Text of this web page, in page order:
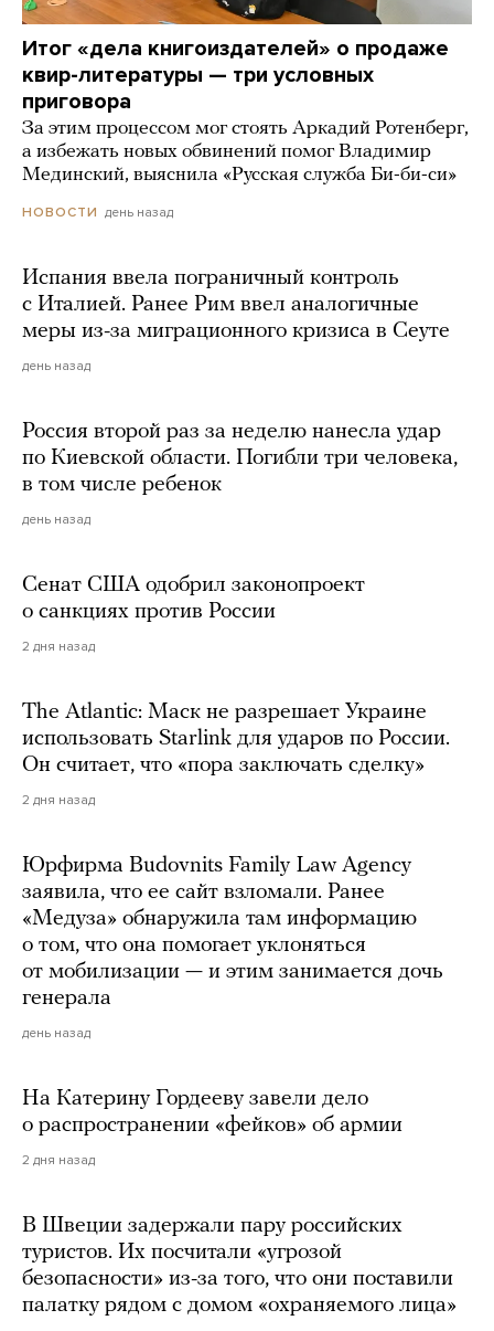
Итог «дела книгоиздателей» о продаже
квир-литературы — три условных
приговора
За этим процессом мог стоять Аркадий Ротенберг,
а избежать новых обвинений помог Владимир
Мединский, выяснила «Русская служба Би-би-си»
НОВОСТИ день назад
Испания ввела пограничный контроль
с Италией. Ранее Рим ввел аналогичные
меры из-за миграционного кризиса в Сеуте
день назад
Россия второй раз за неделю нанесла удар
по Киевской области. Погибли три человека,
в том числе ребенок
день назад
Сенат США одобрил законопроект
о санкциях против России
2 дня назад
The Atlantic: Маск не разрешает Украине
использовать Starlink для ударов по России.
Он считает, что «пора заключать сделку»
2 дня назад
Юрфирма Budovnits Family Law Agency
заявила, что ее сайт взломали. Ранее
«Медуза» обнаружила там информацию
о том, что она помогает уклоняться
от мобилизации — и этим занимается дочь
генерала
день назад
На Катерину Гордееву завели дело
о распространении «фейков» об армии
2 дня назад
В Швеции задержали пару российских
туристов. Их посчитали «угрозой
безопасности» из-за того, что они поставили
палатку рядом с домом «охраняемого лица»